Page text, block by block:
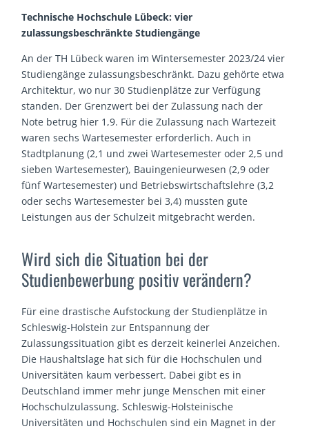
Technische Hochschule Lübeck: vier
zulassungsbeschränkte Studiengänge
An der TH Lübeck waren im Wintersemester 2023/24 vier
Studiengänge zulassungsbeschränkt. Dazu gehörte etwa
Architektur, wo nur 30 Studienplätze zur Verfügung
standen. Der Grenzwert bei der Zulassung nach der
Note betrug hier 1,9. Für die Zulassung nach Wartezeit
waren sechs Wartesemester erforderlich. Auch in
Stadtplanung (2,1 und zwei Wartesemester oder 2,5 und
sieben Wartesemester), Bauingenieurwesen (2,9 oder
fünf Wartesemester) und Betriebswirtschaftslehre (3,2
oder sechs Wartesemester bei 3,4) mussten gute
Leistungen aus der Schulzeit mitgebracht werden.
Wird sich die Situation bei der
Studienbewerbung positiv verändern?
Für eine drastische Aufstockung der Studienplätze in
Schleswig-Holstein zur Entspannung der
Zulassungssituation gibt es derzeit keinerlei Anzeichen.
Die Haushaltslage hat sich für die Hochschulen und
Universitäten kaum verbessert. Dabei gibt es in
Deutschland immer mehr junge Menschen mit einer
Hochschulzulassung. Schleswig-Holsteinische
Universitäten und Hochschulen sind ein Magnet in der